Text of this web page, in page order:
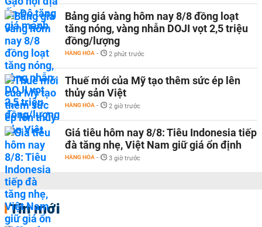
Bảng giá vàng hôm nay 8/8 đồng loạt
tăng nóng, vàng nhẫn DOJI vọt 2,5 triệu
đồng/lượng
HÀNG HÓA - 2 phút trước
Thuế mới của Mỹ tạo thêm sức ép lên
thủy sản Việt
HÀNG HÓA - 2 giờ trước
Giá tiêu hôm nay 8/8: Tiêu Indonesia tiếp
đà tăng nhẹ, Việt Nam giữ giá ổn định
HÀNG HÓA - 3 giờ trước
Tin mới